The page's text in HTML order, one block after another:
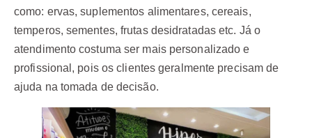
como: ervas, suplementos alimentares, cereais,
temperos, sementes, frutas desidratadas etc. Já o
atendimento costuma ser mais personalizado e
profissional, pois os clientes geralmente precisam de
ajuda na tomada de decisão.